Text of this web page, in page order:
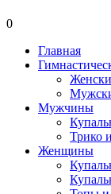
0
Главная
Мужчины
Трико
Женщины